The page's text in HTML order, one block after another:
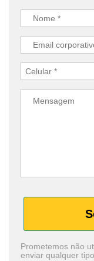
Prometemos não
enviar qualquer tipo